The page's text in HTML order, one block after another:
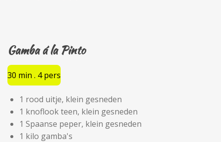
Gamba á la Pinto
30 min . 4 pers
1 rood uitje, klein gesneden
1 knoflook teen, klein gesneden
1 Spaanse peper, klein gesneden
1 kilo gamba's